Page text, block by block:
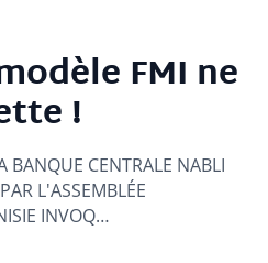
FMI ne
!
BANQUE CENTRALE NABLI
L'ASSEMBLÉE
INVOQ…